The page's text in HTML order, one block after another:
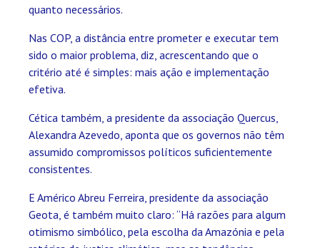
quanto necessários.
Nas COP, a distância entre prometer e executar tem
sido o maior problema, diz, acrescentando que o
critério até é simples: mais ação e implementação
efetiva.
Cética também, a presidente da associação Quercus,
Alexandra Azevedo, aponta que os governos não têm
assumido compromissos políticos suficientemente
consistentes.
E Américo Abreu Ferreira, presidente da associação
Geota, é também muito claro: “Há razões para algum
otimismo simbólico, pela escolha da Amazónia e pela